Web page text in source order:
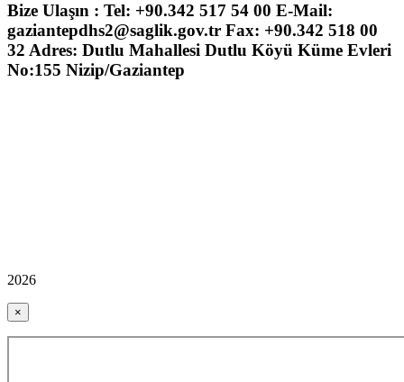
Bize Ulaşın : Tel: +90.342 517 54 00 E-Mail:
gaziantepdhs2@saglik.gov.tr Fax: +90.342 518 00
32 Adres: Dutlu Mahallesi Dutlu Köyü Küme Evleri
No:155 Nizip/Gaziantep
2026
×